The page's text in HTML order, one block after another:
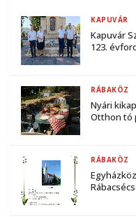
Kapuvár
123.
KAPUVÁR
Nyári
Otthon tó
RÁBAKÖZ
RÁBAKÖZ